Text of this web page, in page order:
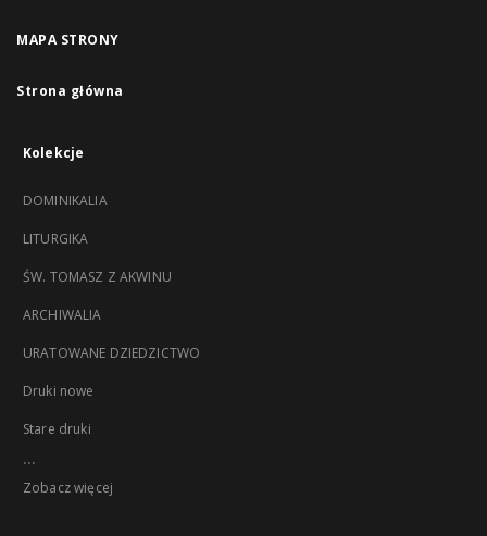
MAPA STRONY
Strona główna
Kolekcje
DOMINIKALIA
LITURGIKA
ŚW. TOMASZ Z AKWINU
ARCHIWALIA
URATOWANE DZIEDZICTWO
Druki nowe
Stare druki
...
Zobacz więcej